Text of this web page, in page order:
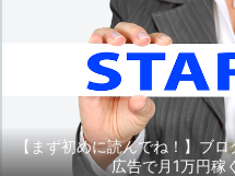
【まず初めに読んでね！】ブロ
広告で月1万円稼